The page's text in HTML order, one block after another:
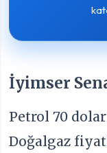
İyimser
Petrol 70
Doğalgaz